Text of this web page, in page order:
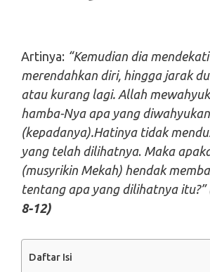
Artinya: “Kemudian dia
merendahkan diri, hingga jarak
atau kurang lagi. Allah
hamba-Nya apa yang diwahyukan
(kepadanya).Hatinya tidak
yang telah dilihatnya. Maka
(musyrikin Mekah) hendak
tentang apa yang dilihatnya itu?”
8-12)
Daftar Isi